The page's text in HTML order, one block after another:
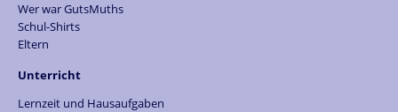
Wer war GutsMuths
Schul-Shirts
Eltern
Unterricht
Lernzeit und Hausaufgaben